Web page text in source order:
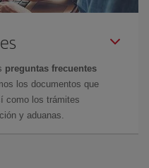
preguntas frecuentes
los documentos que
como los trámites
y aduanas.